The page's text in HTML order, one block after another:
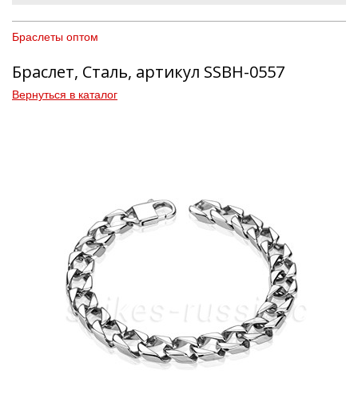
Браслеты оптом
Браслет, Сталь, артикул SSBH-0557
Вернуться в каталог